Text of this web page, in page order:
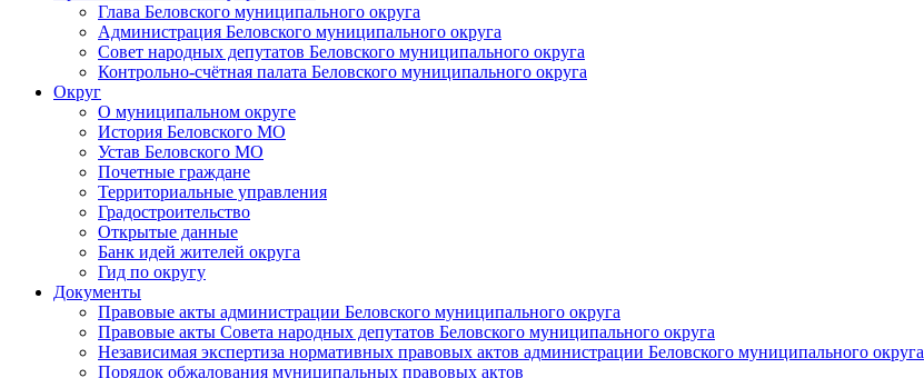
Глава Беловского муниципального округа
Администрация Беловского муниципального округа
Совет народных депутатов Беловского муниципального округа
Контрольно-счётная палата Беловского муниципального округа
Округ
О муниципальном округе
История Беловского МО
Устав Беловского МО
Почетные граждане
Территориальные управления
Градостроительство
Открытые данные
Банк идей жителей округа
Гид по округу
Документы
Правовые акты администрации Беловского муниципального округа
Правовые акты Совета народных депутатов Беловского муниципального округа
Независимая экспертиза нормативных правовых актов администрации Беловского муниципального округа
Порядок обжалования муниципальных правовых актов